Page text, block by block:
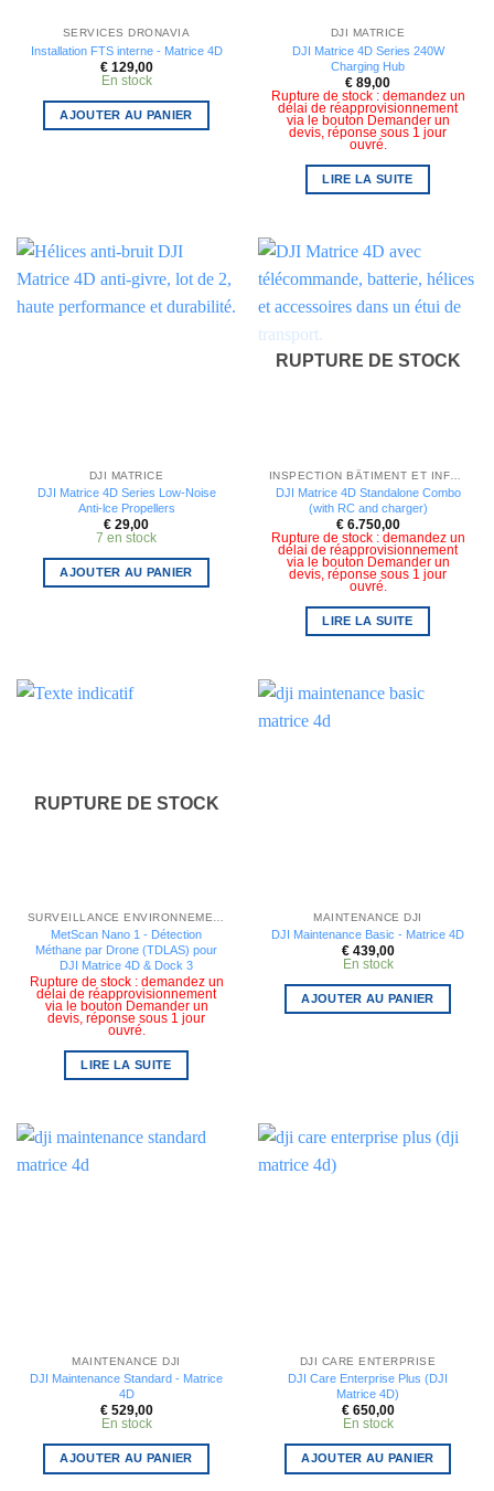
SERVICES DRONAVIA
Installation FTS interne - Matrice 4D
€129,00
En stock
AJOUTER AU PANIER
DJI MATRICE
DJI Matrice 4D Series 240W
Charging Hub
€ 89,00
Rupture de stock : demandez un
délai de réapprovisionnement
via le bouton Demander un
devis, réponse sous 1 jour
ouvré.
LIRE LA SUITE
DJI MATRICE
DJI Matrice 4D Series Low-Noise
Anti-lce Propellers
€ 29,00
7 en stock
AJOUTER AU PANIER
RUPTURE DE STOCK
DJI Matrice 4D Standalone Combo
(with RC and charger)
€6.750,00
Rupture de stock : demandez un
délai de réapprovisionnement
via le bouton Demander un
devis, réponse sous 1 jour
ouvré.
LIRE LA SUITE
RUPTURE DE STOCK
MetScan Nano 1 - Détection
Méthane par Drone (TDLAS) pour
DJI Matrice 4D & Dock 3
Rupture de stock : demandez un
délai de réapprovisionnement
via le bouton Demander un
devis, réponse sous 1 jour
ouvré.
LIRE LA SUITE
MAINTENANCE DJI
DJI Maintenance Basic - Matrice 4D
€439,00
En stock
AJOUTER AU PANIER
MAINTENANCE DJI
DJI Maintenance Standard - Matrice
4D
€529,00
En stock
AJOUTER AU PANIER
DJI CARE ENTERPRISE
DJI Care Enterprise Plus (DJI
Matrice 4D)
€650,00
En stock
AJOUTER AU PANIER